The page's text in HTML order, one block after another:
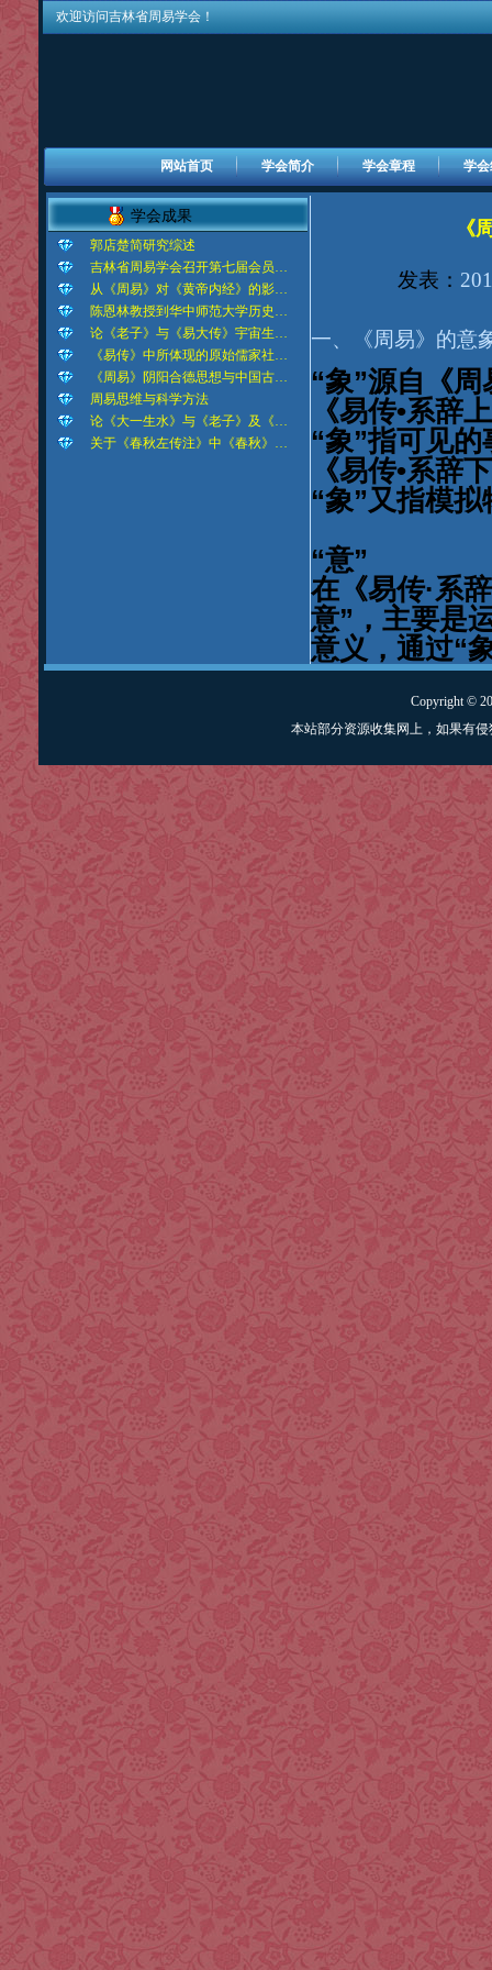
欢迎访问吉林省周易学会！
网站首页 学会简介 学会章程 学
学会成果
郭店楚简研究综述
吉林省周易学会召开第七届会员…
从《周易》对《黄帝内经》的影…
陈恩林教授到华中师范大学历史…
论《老子》与《易大传》宇宙生…
《易传》中所体现的原始儒家社…
《周易》阴阳合德思想与中国古…
周易思维与科学方法
论《大一生水》与《老子》及《…
关于《春秋左传注》中《春秋》…
《
发表：
一、《周易》的意
“象”源自《周
《易传•系辞
“象”指可见的
《易传•系辞
“象”又指模拟
“意”
在《易传·系
意” ，主要是
意义，通过“
Copyright ©
本站部分资源收集网上，如果有